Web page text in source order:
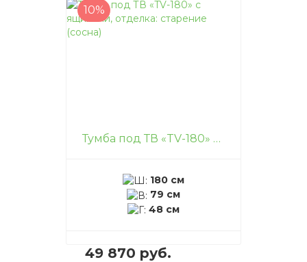
– + В корзину
10%
Тумба под ТВ «TV-180» с ящиками, отделка: старение (сосна)
180 см
79 см
48 см
49 870 руб.